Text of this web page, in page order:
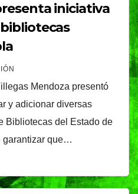
iniciativa
Mendoza presentó
y adicionar diversas
Bibliotecas del Estado de
garantizar que…